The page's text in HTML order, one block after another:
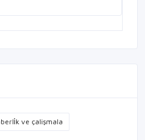
ve çalişmala